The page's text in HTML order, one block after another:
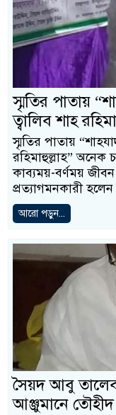
স্মৃতির পাতায়
ত্বালিব শাহ
স্মৃতির পাতায়
রহিমাহুল্লাহ”
কাব্যময়-বর্ণময়
প্রত্যাগমনকারী
আরো পড়ুন...
সৈয়দ আবু তালেব
আঞ্জুমানে